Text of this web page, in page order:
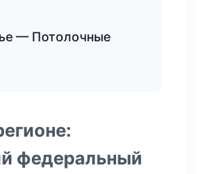
— Потолочные
федеральный